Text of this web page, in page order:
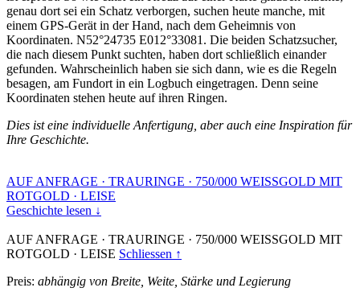
genau dort sei ein Schatz verborgen, suchen heute manche, mit
einem GPS-Gerät in der Hand, nach dem Geheimnis von
Koordinaten. N52°24735 E012°33081. Die beiden Schatzsucher,
die nach diesem Punkt suchten, haben dort schließlich einander
gefunden. Wahrscheinlich haben sie sich dann, wie es die Regeln
besagen, am Fundort in ein Logbuch eingetragen. Denn seine
Koordinaten stehen heute auf ihren Ringen.
Dies ist eine individuelle Anfertigung, aber auch eine Inspiration für
Ihre Geschichte.
AUF ANFRAGE · TRAURINGE · 750/000 WEISSGOLD MIT
ROTGOLD · LEISE
Geschichte lesen ↓
AUF ANFRAGE · TRAURINGE · 750/000 WEISSGOLD MIT
ROTGOLD · LEISE Schliessen ↑
Preis: abhängig von Breite, Weite, Stärke und Legierung